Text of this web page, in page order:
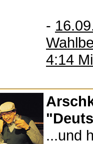
-
4:14
...und